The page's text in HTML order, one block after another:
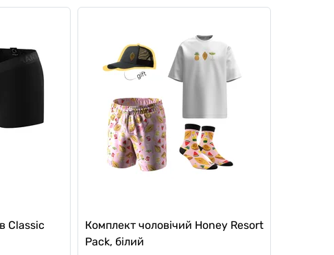
Classic
Комплект чоловічий Honey Resort
Pack, білий